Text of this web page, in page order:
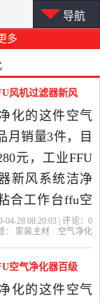
多
导航
风机过滤器新风
化的这件空气
月销量3件，目
元，工业FFU
新风系统洁净
合工作台ffu空
2019年洁优科
的空气净化
东莞发货。
28 08:20:03 | 评论： 0
家装主材
空气净化
空气净化器百级
化的这件空气